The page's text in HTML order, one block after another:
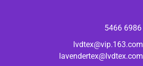
lvdtex@vip.163.com
lavendertex@lvdtex.com